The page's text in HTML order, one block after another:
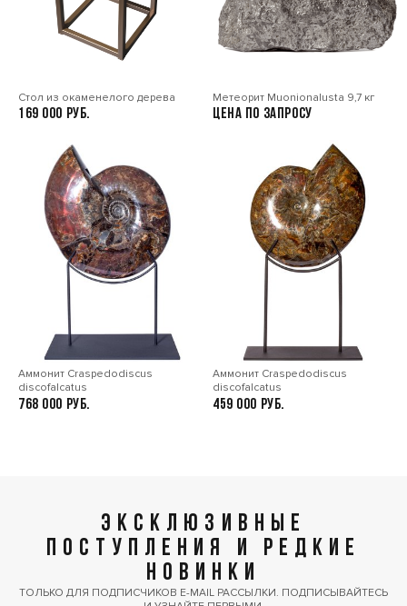
Стол из окаменелого дерева
169 000
Метеорит Muonionalusta 9,7 кг
Цена по запросу
Аммонит Craspedodiscus
discofalcatus
768 000
Аммонит Craspedodiscus
discofalcatus
459 000
ЭКСКЛЮЗИВНЫЕ
ПОСТУПЛЕНИЯ И РЕДКИЕ
НОВИНКИ
ТОЛЬКО ДЛЯ ПОДПИСЧИКОВ E-MAIL РАССЫЛКИ. ПОДПИСЫВАЙТЕСЬ